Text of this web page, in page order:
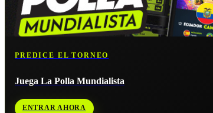
PREDICE EL TORNEO
Juega La Polla Mundialista
ENTRAR AHORA